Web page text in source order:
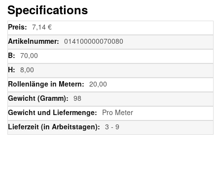
Specifications
Weitere
Informationen
7,14 €
014100000070080
70,00
8,00
20,00
98
Pro Meter
3 - 9